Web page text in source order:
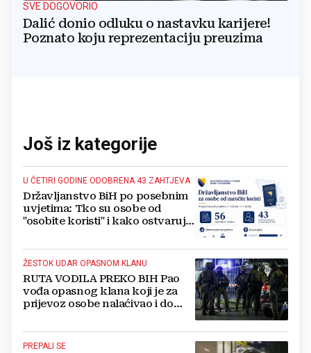
SVE DOGOVORIO
Dalić donio odluku o nastavku karijere!
Poznato koju reprezentaciju preuzima
Još iz kategorije
U ČETIRI GODINE ODOBRENA 43 ZAHTJEVA
Državljanstvo BiH po posebnim
uvjetima: Tko su osobe od
"osobite koristi" i kako ostvaruju
ŽESTOK UDAR OPASNOM KLANU
RUTA VODILA PREKO BIH Pao
vođa opasnog klana koji je za
prijevoz osobe nalaćivao i do
PREPALI SE